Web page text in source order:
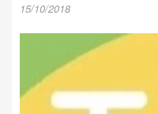
15/10/2018